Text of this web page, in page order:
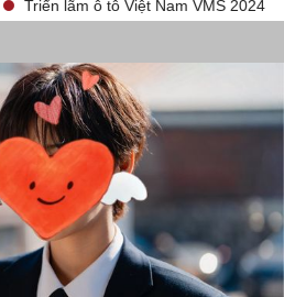
lãm ô tô Việt Nam VMS 2024 tắt